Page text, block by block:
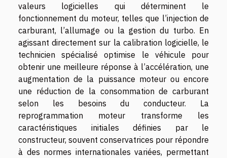
valeurs logicielles qui déterminent le
fonctionnement du moteur, telles que l’injection de
carburant, l’allumage ou la gestion du turbo. En
agissant directement sur la calibration logicielle, le
technicien spécialisé optimise le véhicule pour
obtenir une meilleure réponse à l’accélération, une
augmentation de la puissance moteur ou encore
une réduction de la consommation de carburant
selon les besoins du conducteur. La
reprogrammation moteur transforme les
caractéristiques initiales définies par le
constructeur, souvent conservatrices pour répondre
à des normes internationales variées, permettant